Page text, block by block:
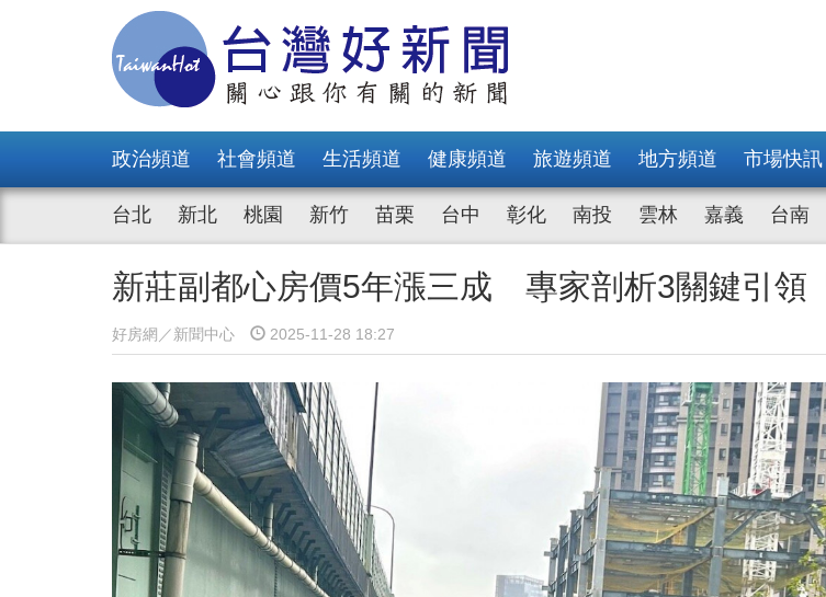
政治頻道 社會頻道 生活頻道 健康頻道 旅遊頻道 地方頻道 市場快訊
台北 新北 桃園 新竹 苗栗 台中 彰化 南投 雲林 嘉義 台南
新莊副都心房價5年漲三成 專家剖析3關鍵引領
好房網／新聞中心 2025-11-28 18:27